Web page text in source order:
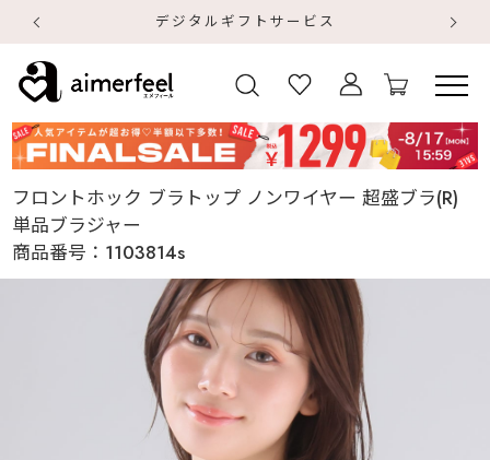
デジタルギフトサービス
フロントホック ブラトップ ノンワイヤー 超盛ブラ(R)
単品ブラジャー
商品番号： 1103814s